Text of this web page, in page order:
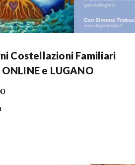
Costellazioni Familiari
e LUGANO